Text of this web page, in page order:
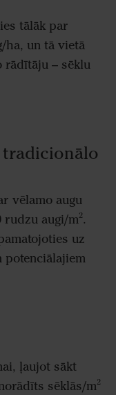
tālāk par
ha, un tā vietā
rādītāju – sēklu
tradicionālo
vēlamo augu
augi/m².
uz
potenciālajiem
ļaujot sākt
sēklās/m²